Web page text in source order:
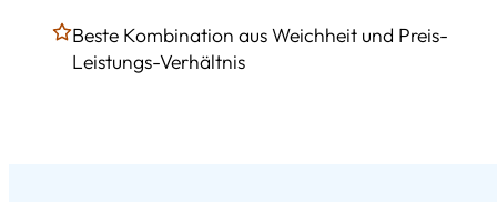
Beste Kombination aus Weichheit und Preis-
Leistungs-Verhältnis